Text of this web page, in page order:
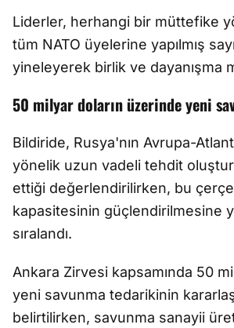
Liderler, herhangi bir müttefike
tüm NATO üyelerine yapılmış
yineleyerek birlik ve dayanışma
50 milyar doların üzerinde yeni
Bildiride, Rusya'nın Avrupa-
yönelik uzun vadeli tehdit
ettiği değerlendirilirken, bu
kapasitesinin güçlendirilmesine
sıralandı.
Ankara Zirvesi kapsamında 50
yeni savunma tedarikinin
belirtilirken, savunma sanayii